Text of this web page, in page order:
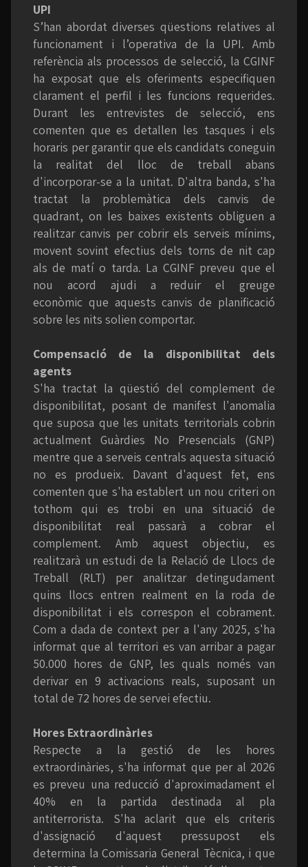
UPI
S’han abordat diverses qüestions relatives al
funcionament i l’operativa de la UPI. Amb
referència als processos de selecció, la CGINF
ha exposat que els oferiments especifiquen
clarament el perfil i les funcions requerides.
Durant les entrevistes de selecció, ens
comenten que es detallen les tasques i els
horaris per garantir que els candidats coneguin
la realitat del lloc de treball abans
d'incorporar-se a la unitat. D'altra banda, s'ha
tractat la problemàtica dels canvis de
quadrant, on les baixes existents obliguen a
realitzar canvis per cobrir els serveis mínims,
movent sovint efectius dels torns de nit cap
als de matí o tarda. La CGINF preveu que el
nou acord ajudi a reduir el greuge
econòmic que aquests canvis de planificació
sobre les nits solien comportar.
Compensació de la disponibilitat dels
agents
S'ha tractat la qüestió del complement de
disponibilitat, posant de manifest l'anomalia
que suposa que les unitats territorials cobrin
actualment Guàrdies No Presencials (GNP)
mentre que a serveis centrals aquesta situació
no es produeix. Davant d'aquest fet, ens
comenten que s'ha establert un nou criteri on
tothom qui es trobi en una situació de
disponibilitat real passarà a cobrar el
complement. Amb aquest objectiu, es
realitzarà un estudi de la Relació de Llocs de
Treball (RLT) per analitzar detingudament
quins llocs entren realment en la roda de
disponibilitat i els correspon el cobrament.
Com a dada de context per a l'any 2025, s'ha
informat que al territori es van arribar a pagar
50.000 hores de GNP, les quals només van
derivar en 9 activacions reals, suposant un
total de 72 hores de servei efectiu.
Hores Extraordinàries
Respecte a la gestió de les hores
extraordinàries, s'ha informat que per al 2026
es preveu una reducció d'aproximadament el
40% en la partida destinada al pla
antiterrorista. S'ha aclarit que els criteris
d'assignació d'aquest pressupost els
determina la Comissaria General Tècnica, i que